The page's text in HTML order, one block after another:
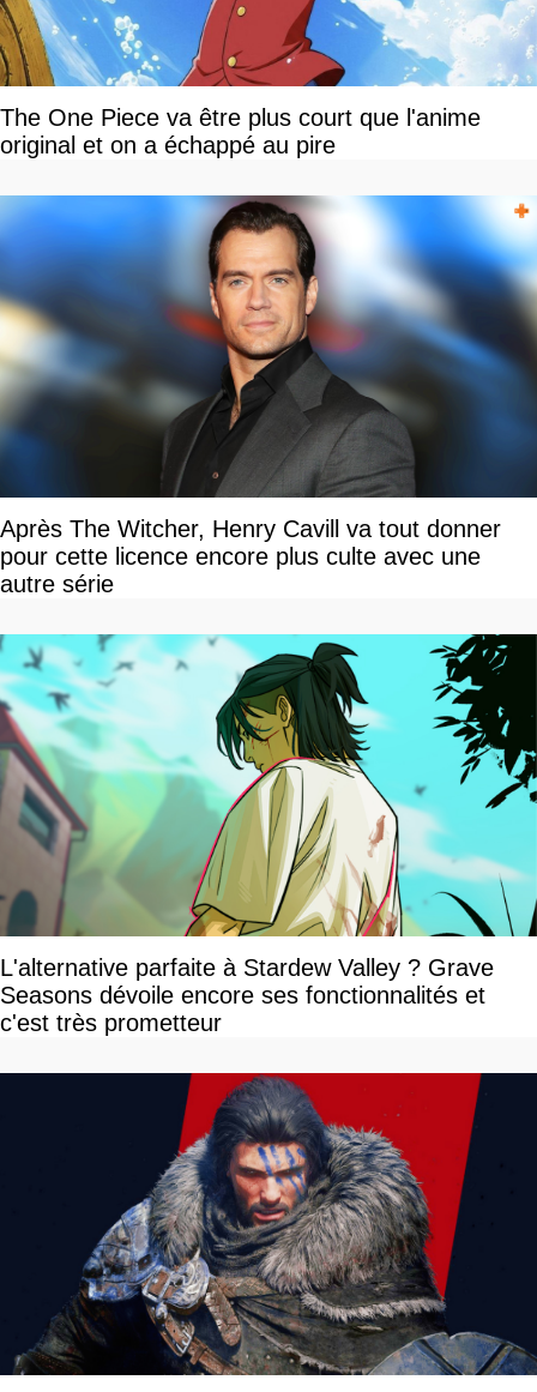
The One Piece va être plus court que l'anime
original et on a échappé au pire
Après The Witcher, Henry Cavill va tout donner
pour cette licence encore plus culte avec une
autre série
L'alternative parfaite à Stardew Valley ? Grave
Seasons dévoile encore ses fonctionnalités et
c'est très prometteur